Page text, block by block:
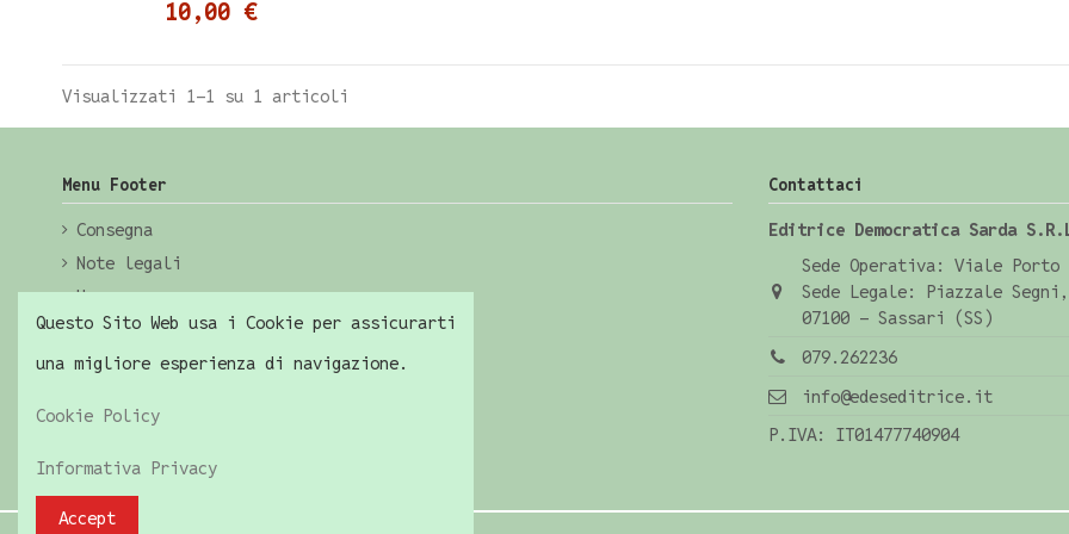
10,00 €
Visualizzati 1-1 su 1 articoli
Menu Footer
Consegna
Note legali
Home
Contattaci
Editrice Democratica Sarda
Sede Operativa: Viale Porto
Sede Legale: Piazzale
07100 - Sassari (SS)
079.262236
info@edeseditrice.it
P.IVA: IT01477740904
Questo Sito Web usa i Cookie per assicurarti
una migliore esperienza di navigazione.
Cookie Policy
Informativa Privacy
Accept